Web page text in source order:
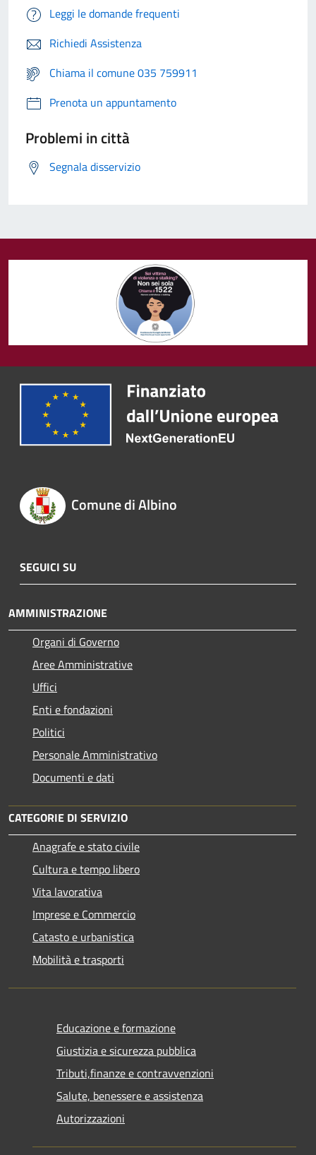
Leggi le domande frequenti
Richiedi Assistenza
Chiama il comune 035 759911
Prenota un appuntamento
Problemi in città
Segnala disservizio
Comune di Albino
SEGUICI SU
AMMINISTRAZIONE
Organi di Governo
Aree Amministrative
Uffici
Enti e fondazioni
Politici
Personale Amministrativo
Documenti e dati
CATEGORIE DI SERVIZIO
Anagrafe e stato civile
Cultura e tempo libero
Vita lavorativa
Imprese e Commercio
Catasto e urbanistica
Mobilità e trasporti
Educazione e formazione
Giustizia e sicurezza pubblica
Tributi,finanze e contravvenzioni
Salute, benessere e assistenza
Autorizzazioni